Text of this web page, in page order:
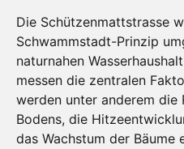
Die Schützenmattstrasse
Schwammstadt-Prinzip
naturnahen
messen die zentralen
werden unter anderem die
Bodens, die
das Wachstum der Bäume